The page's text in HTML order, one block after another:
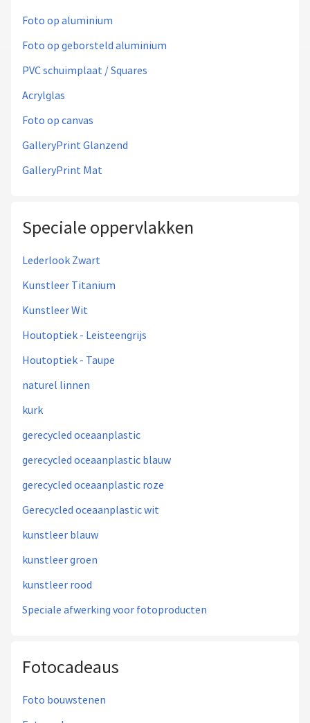
Foto op aluminium
Foto op geborsteld aluminium
PVC schuimplaat / Squares
Acrylglas
Foto op canvas
GalleryPrint Glanzend
GalleryPrint Mat
Speciale oppervlakken
Lederlook Zwart
Kunstleer Titanium
Kunstleer Wit
Houtoptiek - Leisteengrijs
Houtoptiek - Taupe
naturel linnen
kurk
gerecycled oceaanplastic
gerecycled oceaanplastic blauw
gerecycled oceaanplastic roze
Gerecycled oceaanplastic wit
kunstleer blauw
kunstleer groen
kunstleer rood
Speciale afwerking voor fotoproducten
Fotocadeaus
Foto bouwstenen